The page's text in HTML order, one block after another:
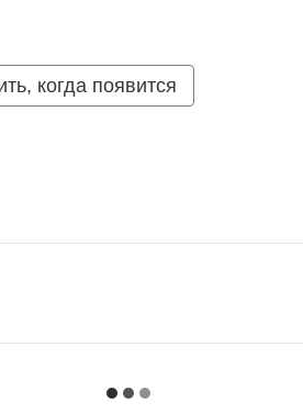
когда появится